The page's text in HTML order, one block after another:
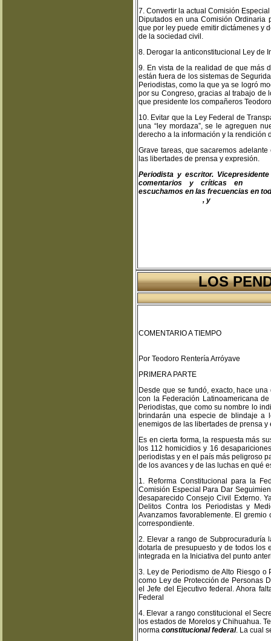
7. Convertir la actual Comisión
Diputados en una Comisión Ordinaria
que por ley puede emitir dictámenes y
de la sociedad civil.
8. Derogar la anticonstitucional Ley de
9. En vista de la realidad de que más
están fuera de los sistemas de
Periodistas, como la que ya se logró
por su Congreso, gracias al trabajo de
que presidente los compañeros
10. Evitar que la Ley Federal de
una “ley mordaza”, se le agreguen
derecho a la información y la rendición
Grave tareas, que sacaremos
las libertades de prensa y expresión.
Periodista y escritor.
comentarios y críticas en
escuchamos en las frecuencias en
, y
LOS
COMENTARIO A TIEMPO
Por Teodoro Rentería Arróyave
PRIMERA PARTE
Desde que se fundó, exacto, hace
con la Federación Latinoamericana
Periodistas, que como su nombre lo
brindarán una especie de blindaje a
enemigos de las libertades de prensa y
Es en cierta forma, la respuesta más
los 112 homicidios y 16
periodistas y en el país más peligroso
de los avances y de las luchas en qué
1. Reforma Constitucional para la
Comisión Especial Para Dar
desaparecido Consejo Civil Externo.
Delitos Contra los Periodistas y
Avanzamos favorablemente. El
correspondiente.
2. Elevar a rango de Subprocuraduría
dotarla de presupuesto y de todos los
integrada en la Iniciativa del punto
3. Ley de Periodismo de Alto Riesgo
como Ley de Protección de Personas
el Jefe del Ejecutivo federal. Ahora
Federal
4. Elevar a rango constitucional el
los estados de Morelos y Chihuahua.
norma constitucional federal. La cual